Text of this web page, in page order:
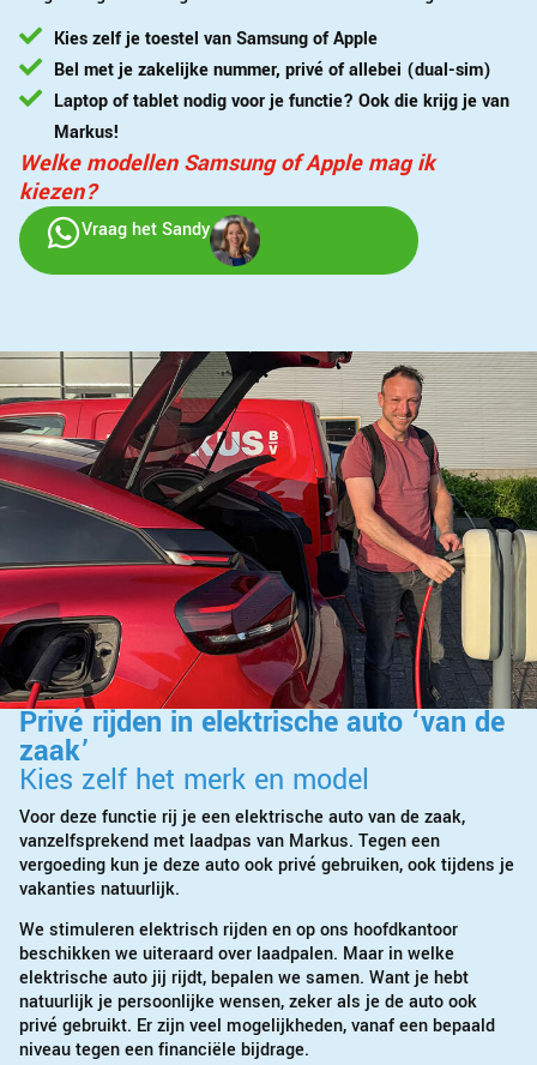
Kies zelf je toestel van Samsung of Apple
Bel met je zakelijke nummer, privé of allebei (dual-sim)
Laptop of tablet nodig voor je functie? Ook die krijg je van
Markus!
Welke modellen Samsung of Apple mag ik
kiezen?
Vraag het Sandy
Privé rijden in elektrische auto ‘van de
zaak’
Kies zelf het merk en model
Voor deze functie rij je een elektrische auto van de zaak,
vanzelfsprekend met laadpas van Markus. Tegen een
vergoeding kun je deze auto ook privé gebruiken, ook tijdens je
vakanties natuurlijk.
We stimuleren elektrisch rijden en op ons hoofdkantoor
beschikken we uiteraard over laadpalen. Maar in welke
elektrische auto jij rijdt, bepalen we samen. Want je hebt
natuurlijk je persoonlijke wensen, zeker als je de auto ook
privé gebruikt. Er zijn veel mogelijkheden, vanaf een bepaald
niveau tegen een financiële bijdrage.